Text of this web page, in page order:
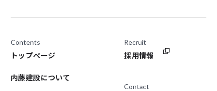
Contents
トップページ
内藤建設について
Recruit
採用情報
Contact